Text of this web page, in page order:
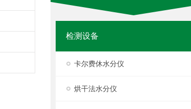
检测设备
卡尔费休水分仪
烘干法水分仪